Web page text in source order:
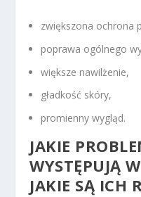
zwiększona ochrona
poprawa ogólnego
większe nawilżenie,
gładkość skóry,
promienny wygląd.
JAKIE
WYSTĘPUJĄ
JAKIE SĄ ICH